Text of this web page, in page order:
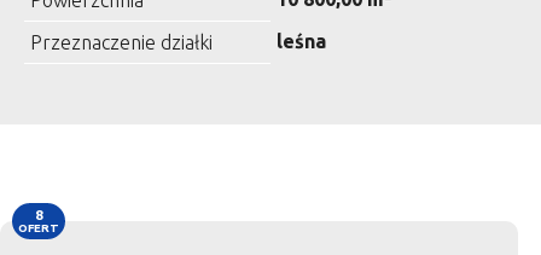
Przeznaczenie działki
leśna
8
OFERT